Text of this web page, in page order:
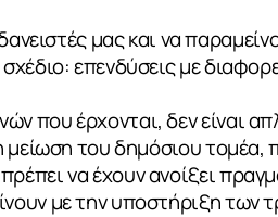
μας και να
επενδύσεις με
που έρχονται, δεν είναι
μείωση του δημόσιου τομέα,
να έχουν ανοίξει
με την υποστήριξη των